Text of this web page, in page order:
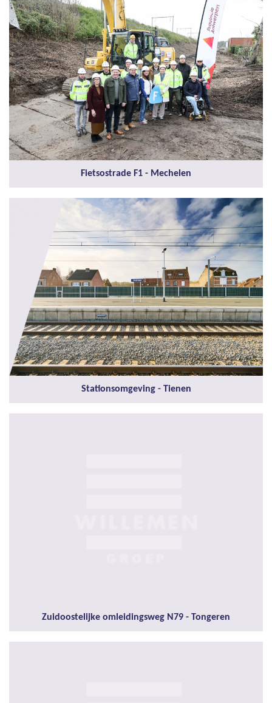
Fietsostrade F1 - Mechelen
Stationsomgeving - Tienen
Zuidoostelijke omleidingsweg N79 - Tongeren